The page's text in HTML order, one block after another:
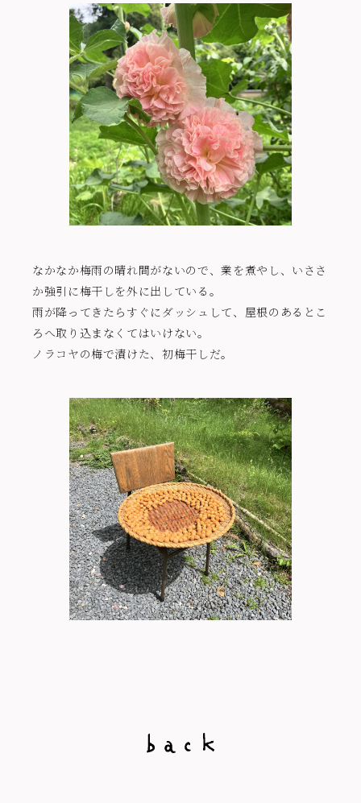
なかなか梅雨の晴れ間がないので、業を煮やし、いささ
か強引に梅干しを外に出している。
雨が降ってきたらすぐにダッシュして、屋根のあるとこ
ろへ取り込まなくてはいけない。
ノラコヤの梅で漬けた、初梅干しだ。